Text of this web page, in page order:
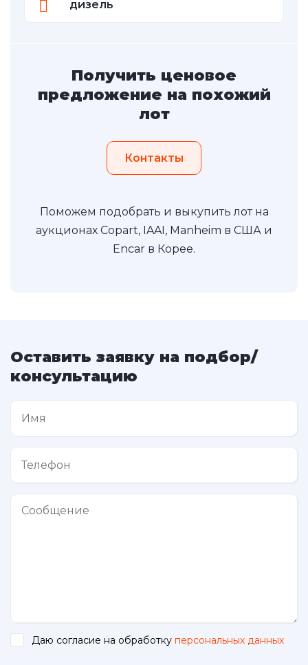
дизель
Получить ценовое
предложение на похожий
лот
Контакты
Поможем подобрать и выкупить лот на
аукционах Copart, IAAI, Manheim в США и
Encar в Корее.
Оставить заявку на подбор/
консультацию
Даю согласие на обработку персональных данных